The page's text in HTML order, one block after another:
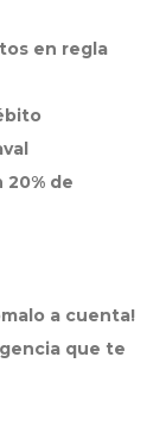
en regla
de
a cuenta!
que te